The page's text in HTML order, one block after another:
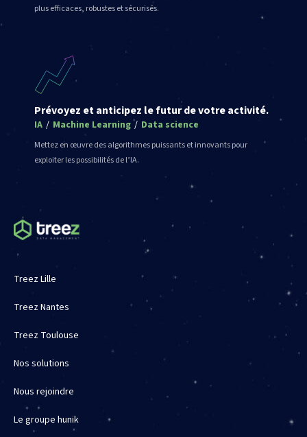
plus efficaces, robustes et sécurisés.
Prévoyez et anticipez le futur de votre activité.
IA / Machine Learning / Data science
Mettez en œuvre des algorithmes puissants et innovants pour
exploiter les possibilités de l’IA.
Treez Lille
Treez Nantes
Treez Toulouse
Nos solutions
Nous rejoindre
Le groupe hunik